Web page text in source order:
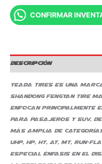
CONFIRMAR
Descripción
Yeada Tires es una
Shandong Fengyan Tire
enfocan principalmente
para pasajeros y SUV,
más amplia de
UHP, HP, HT, AT, MT,
especial énfasis en el